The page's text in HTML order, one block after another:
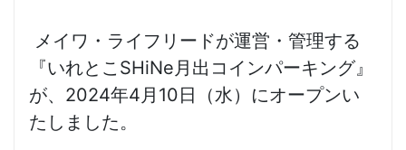
メイワ・ライフリードが運営・管理する
『いれとこSHiNe月出コインパーキング』
が、2024年4月10日（水）にオープンい
たしました。